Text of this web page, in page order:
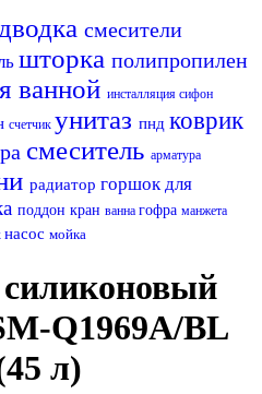
смесители
шторка полипропилен
ванной инсталляция сифон
счетчик унитаз пнд коврик
смеситель арматура
радиатор горшок для
поддон кран ванна гофра манжета
насос мойка
Q1969A/BL
л)